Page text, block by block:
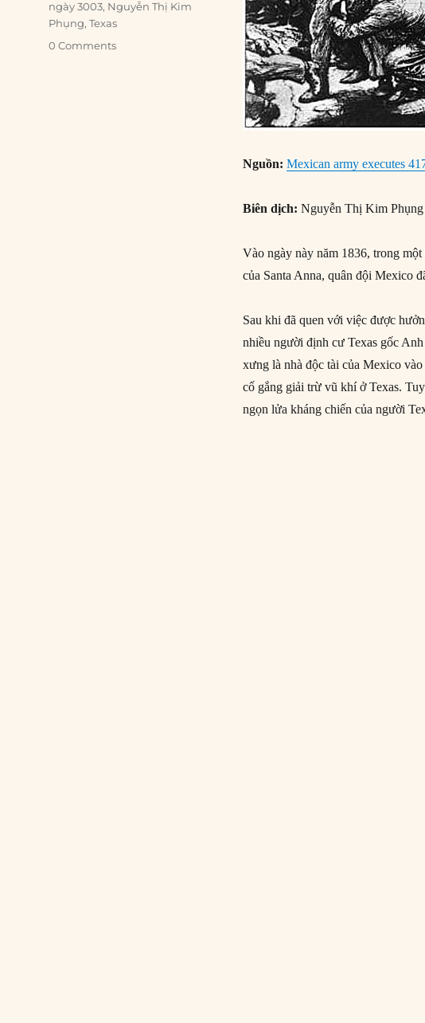
Nguồn:Mexican army executes
Biên dịch:Nguyễn Thị Kim Phụng
Vào ngày này năm 1836, trong
của Santa Anna, quân đội Mexico
Sau khi đã quen với việc được
nhiều người định cư Texas gốc
xưng là nhà độc tài của Mexico
cố gắng giải trừ vũ khí ở Texas.
ngọn lửa kháng chiến của người
ngày 3003, Nguyễn Thị Kim
Phụng,Texas
0 Comments